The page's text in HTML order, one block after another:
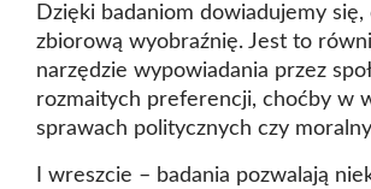
Dzięki badaniom dowiadujemy się,
zbiorową wyobraźnię. Jest to
narzędzie wypowiadania przez
rozmaitych preferencji, choćby w
sprawach politycznych czy
I wreszcie – badania pozwalają